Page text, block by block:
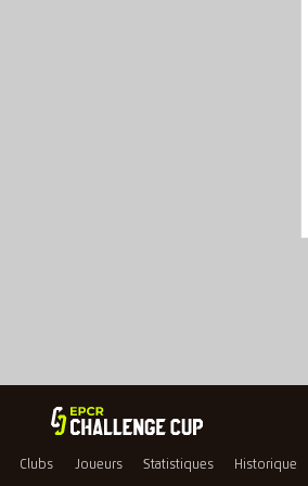
Clubs Joueurs Statistiques Historique